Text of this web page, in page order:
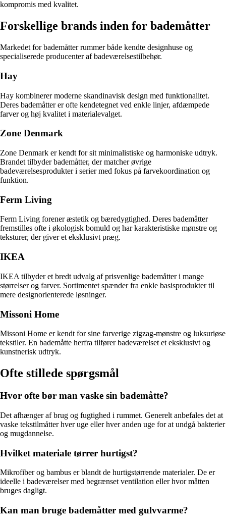
kompromis med kvalitet.
Forskellige brands inden for bademåtter
Markedet for bademåtter rummer både kendte designhuse og
specialiserede producenter af badeværelsestilbehør.
Hay
Hay kombinerer moderne skandinavisk design med funktionalitet.
Deres bademåtter er ofte kendetegnet ved enkle linjer, afdæmpede
farver og høj kvalitet i materialevalget.
Zone Denmark
Zone Denmark er kendt for sit minimalistiske og harmoniske udtryk.
Brandet tilbyder bademåtter, der matcher øvrige
badeværelsesprodukter i serier med fokus på farvekoordination og
funktion.
Ferm Living
Ferm Living forener æstetik og bæredygtighed. Deres bademåtter
fremstilles ofte i økologisk bomuld og har karakteristiske mønstre og
teksturer, der giver et eksklusivt præg.
IKEA
IKEA tilbyder et bredt udvalg af prisvenlige bademåtter i mange
størrelser og farver. Sortimentet spænder fra enkle basisprodukter til
mere designorienterede løsninger.
Missoni Home
Missoni Home er kendt for sine farverige zigzag-mønstre og luksuriøse
tekstiler. En bademåtte herfra tilfører badeværelset et eksklusivt og
kunstnerisk udtryk.
Ofte stillede spørgsmål
Hvor ofte bør man vaske sin bademåtte?
Det afhænger af brug og fugtighed i rummet. Generelt anbefales det at
vaske tekstilmåtter hver uge eller hver anden uge for at undgå bakterier
og mugdannelse.
Hvilket materiale tørrer hurtigst?
Mikrofiber og bambus er blandt de hurtigstørrende materialer. De er
ideelle i badeværelser med begrænset ventilation eller hvor måtten
bruges dagligt.
Kan man bruge bademåtter med gulvvarme?